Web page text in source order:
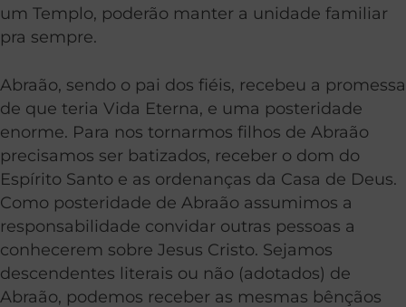
um Templo, poderão manter a unidade familiar
pra sempre.
Abraão, sendo o pai dos fiéis, recebeu a promessa
de que teria Vida Eterna, e uma posteridade
enorme. Para nos tornarmos filhos de Abraão
precisamos ser batizados, receber o dom do
Espírito Santo e as ordenanças da Casa de Deus.
Como posteridade de Abraão assumimos a
responsabilidade convidar outras pessoas a
conhecerem sobre Jesus Cristo. Sejamos
descendentes literais ou não (adotados) de
Abraão, podemos receber as mesmas bênçãos